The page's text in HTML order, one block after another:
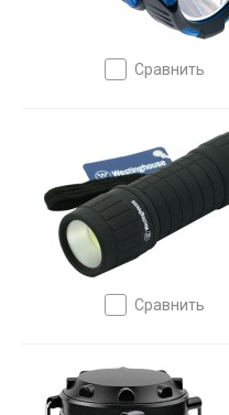
сравнить
сравнить